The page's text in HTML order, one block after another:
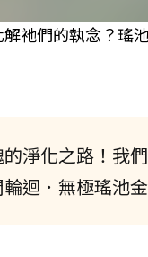
祂們的執念？瑤
的淨化之路！我
迴．無極瑤池